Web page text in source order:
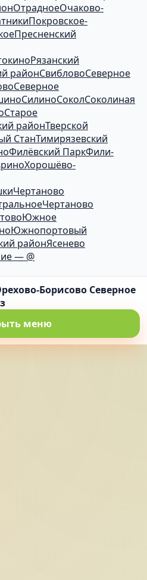
ОтрадноеОчаково-
Покровское-
Пресненский
Рязанский
районСвибловоСеверное
Северное
СилиноСоколСоколиная
Старое
районТверской
СтанТимирязевский
Филёвский ПаркФили-
Хорошёво-
Чертаново
Чертаново
Южное
Южнопортовый
районЯсенево
— @
Борисово Северное
меню